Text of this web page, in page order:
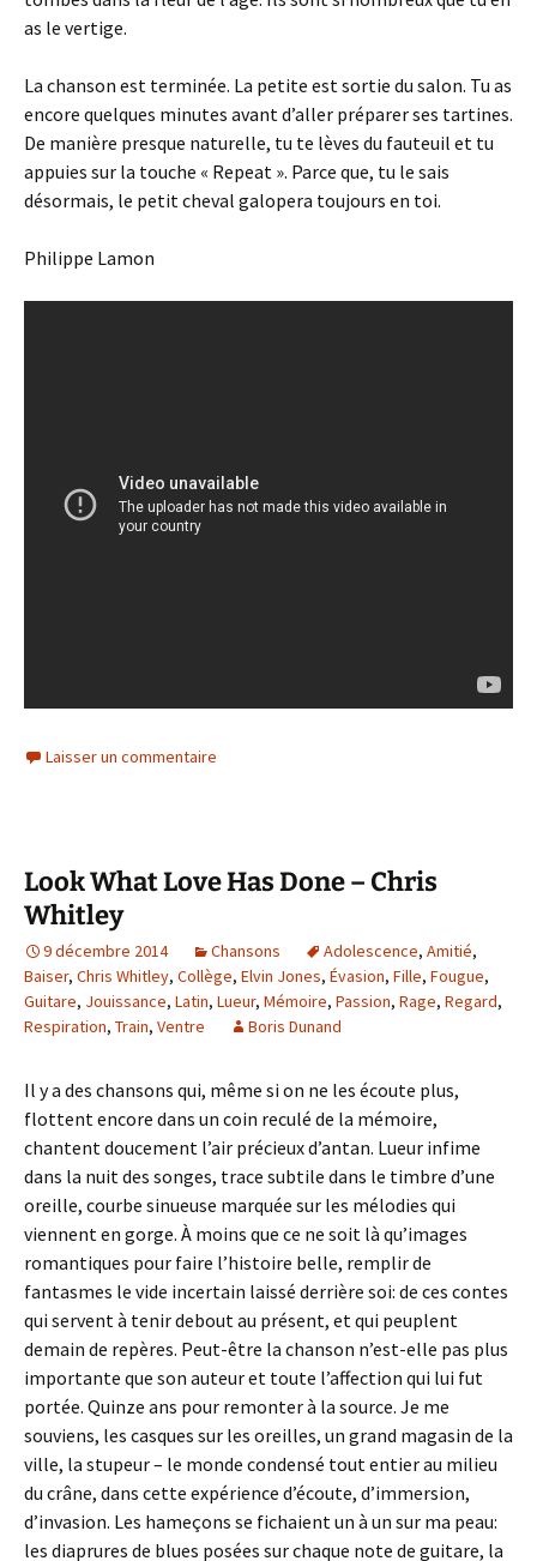
as le vertige.
La chanson est terminée. La petite est sortie du salon. Tu as
encore quelques minutes avant d’aller préparer ses tartines.
De manière presque naturelle, tu te lèves du fauteuil et tu
appuies sur la touche « Repeat ». Parce que, tu le sais
désormais, le petit cheval galopera toujours en toi.
Philippe Lamon
Laisser un commentaire
Look What Love Has Done – Chris
Whitley
9 décembre 2014 Chansons Adolescence, Amitié,
Baiser, Chris Whitley, Collège, Elvin Jones, Évasion, Fille, Fougue,
Guitare, Jouissance, Latin, Lueur, Mémoire, Passion, Rage, Regard,
Respiration, Train, Ventre Boris Dunand
Il y a des chansons qui, même si on ne les écoute plus,
flottent encore dans un coin reculé de la mémoire,
chantent doucement l’air précieux d’antan. Lueur infime
dans la nuit des songes, trace subtile dans le timbre d’une
oreille, courbe sinueuse marquée sur les mélodies qui
viennent en gorge. À moins que ce ne soit là qu’images
romantiques pour faire l’histoire belle, remplir de
fantasmes le vide incertain laissé derrière soi: de ces contes
qui servent à tenir debout au présent, et qui peuplent
demain de repères. Peut-être la chanson n’est-elle pas plus
importante que son auteur et toute l’affection qui lui fut
portée. Quinze ans pour remonter à la source. Je me
souviens, les casques sur les oreilles, un grand magasin de la
ville, la stupeur – le monde condensé tout entier au milieu
du crâne, dans cette expérience d’écoute, d’immersion,
d’invasion. Les hameçons se fichaient un à un sur ma peau:
les diaprures de blues posées sur chaque note de guitare, la